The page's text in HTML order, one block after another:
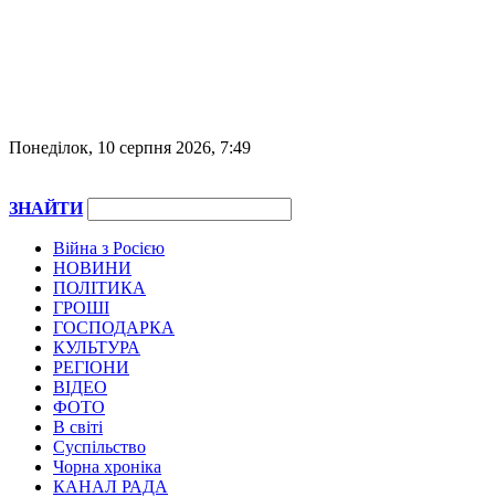
Понеділок, 10 серпня 2026, 7:49
ЗНАЙТИ
Війна з Росією
НОВИНИ
ПОЛІТИКА
ГРОШІ
ГОСПОДАРКА
КУЛЬТУРА
РЕГІОНИ
ВІДЕО
ФОТО
В світі
Суспільство
Чорна хроніка
КАНАЛ РАДА